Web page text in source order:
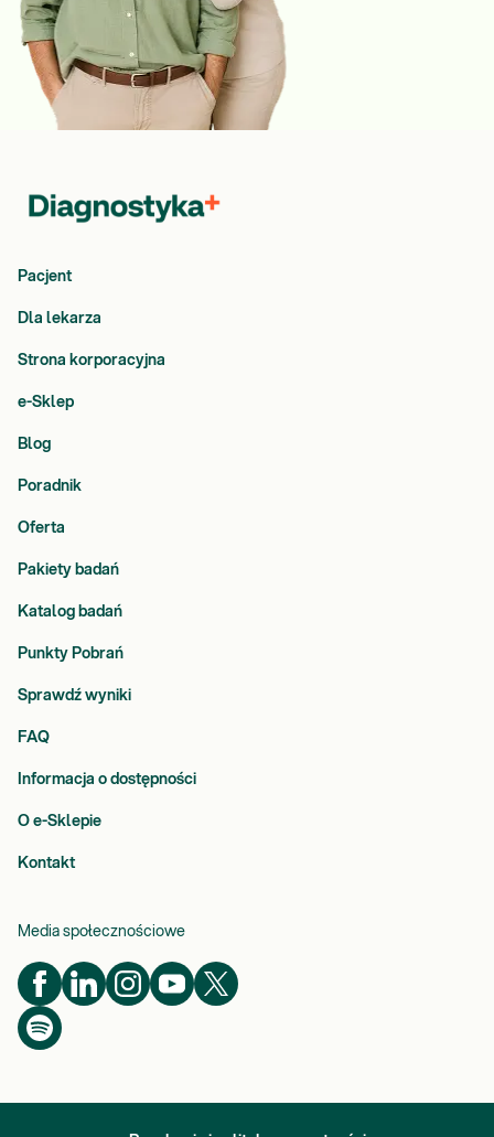
Pacjent
Dla lekarza
Strona korporacyjna
e-Sklep
Blog
Poradnik
Oferta
Pakiety badań
Katalog badań
Punkty Pobrań
Sprawdź wyniki
FAQ
Informacja o dostępności
O e-Sklepie
Kontakt
Media społecznościowe